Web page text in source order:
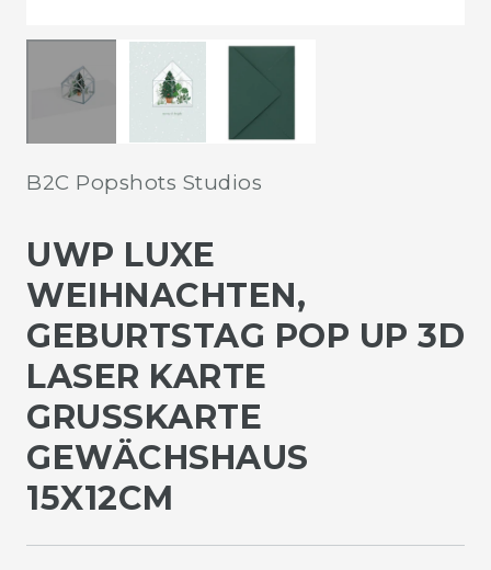
B2C Popshots Studios
UWP LUXE
WEIHNACHTEN,
GEBURTSTAG POP UP 3D
LASER KARTE
GRUSSKARTE G
EWÄCHSHAUS 1
5X12CM